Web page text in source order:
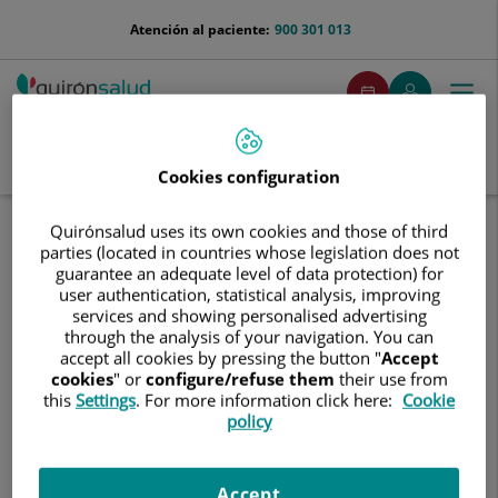
menu-
900 301 013
Atención al paciente:
menuPedirCita
Pedir Mi
Menú
Investigación
Proyectos corporativos más destacados
Proyecto EASYGEN
"EASY workflow integration for GENe therapy"
proyecto EASYGENes una iniciativa europea orientada a
optimizar los procesos hospitalarios asociados a las terapias
avanzadas, en particular la terapia celular CAR-T, con el fin de
mejorar su accesibilidad y sostenibilidad. Estas terapias, pese
a su potencial en el tratamiento del cáncer, presentan
coste y producción centralizada.
Cookies configuration
Quirónsalud uses its own cookies and those of third
parties (located in countries whose legislation does not
guarantee an adequate level of data protection) for
user authentication, statistical analysis, improving
services and showing personalised advertising
through the analysis of your navigation. You can
accept all cookies by pressing the button "Accept
cookies" or configure/refuse them their use from
this Settings. For more information click here: Cookie
policy